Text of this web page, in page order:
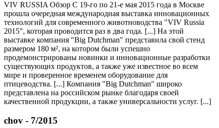
VIV RUSSIA Обзор С 19-го по 21-е мая 2015 года в Москве
прошла очередная международная выставка инновационных
технологий для современного животноводства "VIV Russia
2015", которая проводится раз в два года. [...] На этой
выставке компания "Big Dutchman" представила свой стенд
размером 180 м², на котором были успешно
продемонстрированы новинки и инновационные разработки
существующих продуктов, а также уже известное во всем
мире и проверенное временем оборудование для
птицеводства. [...] Компания "Big Dutchman" широко
представлена на российском рынке благодаря своей
качественной продукции, а также универсальности услуг. [...]
chov - 7/2015